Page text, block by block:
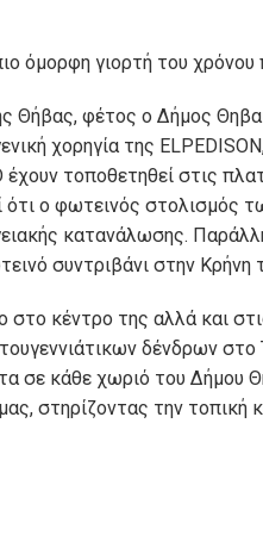
όμορφη γιορτή του χρόνου
Θήβας, φέτος ο Δήμος
χορηγία της
τοποθετηθεί στις
ότι ο φωτεινός στολισμός
κατανάλωσης.
συντριβάνι στην Κρήνη
κέντρο της αλλά και
δένδρων στο
σε κάθε χωριό του Δήμου
στηρίζοντας την τοπική